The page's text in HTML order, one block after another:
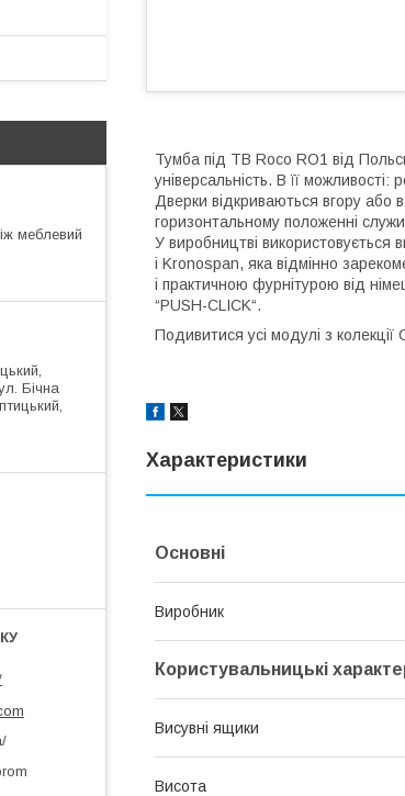
Тумба під ТВ Roco RО1 від
універсальність. В її
Дверки відкриваються вгору або
горизонтальному положенні
У виробництві
і Kronospan, яка відмінно
і практичною фурнітурою від
“PUSH-CLICK“.
Подивитися усі модулі з
Характеристики
Основні
Виробник
Користувальницькі
Висувні ящики
Висота
меблевий
Бічна